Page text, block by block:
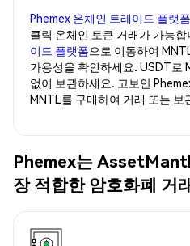
Phemex 온체인 트레이드 플랫폼
클릭 온체인 토큰 거래가 가능
이드 플랫폼으로 이동하여
가용성을 확인하세요. USDT로
없이 보관하세요. 고보안
MNTL를 구매하여 거래 또는 보
Phemex는
장 적합한 암호화폐 거